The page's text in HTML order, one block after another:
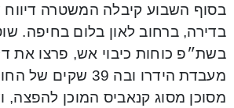
בסוף השבוע קיבלה המשטרה
בדירה, ברחוב לאון בלום בחיפה.
בשת״פ כוחות כיבוי אש, פרצו את
מעבדת הידרו ובה 39
מסוכן מסוג קנאביס המוכן להפצה,